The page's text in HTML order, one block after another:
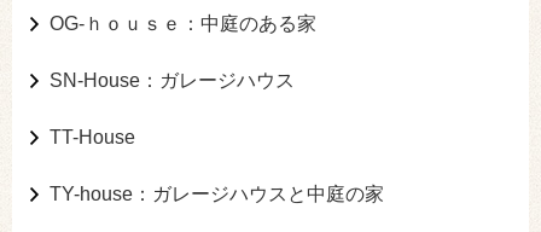
OG-ｈｏｕｓｅ：中庭のある家
SN-House：ガレージハウス
TT-House
TY-house：ガレージハウスと中庭の家